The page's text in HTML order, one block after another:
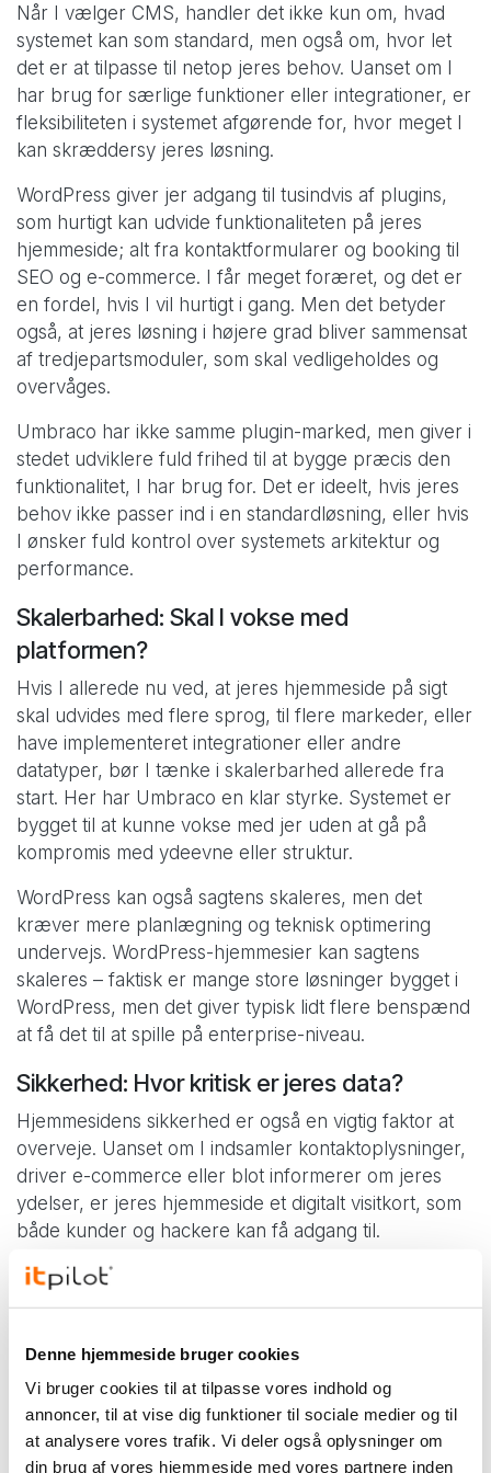
Denne hjemmeside bruger cookies
Vi bruger cookies til at tilpasse vores indhold og
annoncer, til at vise dig funktioner til sociale medier og til
at analysere vores trafik. Vi deler også oplysninger om
din brug af vores hjemmeside med vores partnere inden
Når I vælger CMS, handler det ikke kun om, hvad
systemet kan som standard, men også om, hvor let
det er at tilpasse til netop jeres behov. Uanset om I
har brug for særlige funktioner eller integrationer, er
fleksibiliteten i systemet afgørende for, hvor meget I
kan skræddersy jeres løsning.
WordPress giver jer adgang til tusindvis af plugins,
som hurtigt kan udvide funktionaliteten på jeres
hjemmeside; alt fra kontaktformularer og booking til
SEO og e-commerce. I får meget foræret, og det er
en fordel, hvis I vil hurtigt i gang. Men det betyder
også, at jeres løsning i højere grad bliver sammensat
af tredjepartsmoduler, som skal vedligeholdes og
overvåges.
Umbraco har ikke samme plugin-marked, men giver i
stedet udviklere fuld frihed til at bygge præcis den
funktionalitet, I har brug for. Det er ideelt, hvis jeres
behov ikke passer ind i en standardløsning, eller hvis
I ønsker fuld kontrol over systemets arkitektur og
performance.
Skalerbarhed: Skal I vokse med
platformen?
Hvis I allerede nu ved, at jeres hjemmeside på sigt
skal udvides med flere sprog, til flere markeder, eller
have implementeret integrationer eller andre
datatyper, bør I tænke i skalerbarhed allerede fra
start. Her har Umbraco en klar styrke. Systemet er
bygget til at kunne vokse med jer uden at gå på
kompromis med ydeevne eller struktur.
WordPress kan også sagtens skaleres, men det
kræver mere planlægning og teknisk optimering
undervejs. WordPress-hjemmesier kan sagtens
skaleres – faktisk er mange store løsninger bygget i
WordPress, men det giver typisk lidt flere benspænd
at få det til at spille på enterprise-niveau.
Sikkerhed: Hvor kritisk er jeres data?
Hjemmesidens sikkerhed er også en vigtig faktor at
overveje. Uanset om I indsamler kontaktoplysninger,
driver e-commerce eller blot informerer om jeres
ydelser, er jeres hjemmeside et digitalt visitkort, som
både kunder og hackere kan få adgang til.
Et dårligt sikret site kan føre til alt fra datalæk,
nedbrud og blacklisting i søgemaskiner til tab af
vælge en CMS-platform, der ikke kun fungerer godt,
men også beskytter jer mod kendte trusler.
WordPress er i udgangspunktet sikkert, men netop
fordi det er verdens mest udbredte CMS, er det